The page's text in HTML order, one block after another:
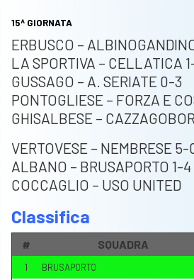
15^ GIORNATA
ERBUSCO –
LA SPORTIVA – CELLATICA
GUSSAGO – A. SERIATE 0-3
PONTOGLIESE – FORZA E
GHISALBESE –
VERTOVESE – NEMBRESE 5-
ALBANO – BRUSAPORTO 1-4
COCCAGLIO – USO UNITED
Classifica
# SQUADRA
1 BRUSAPORTO